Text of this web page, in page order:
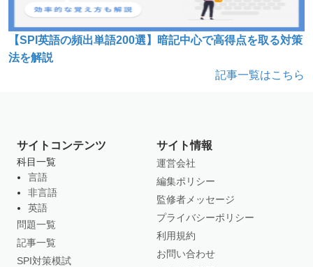
【SPI英語の頻出単語200選】暗記中心で高得点を取る対策
法を解説
記事一覧はこちら
サイトコンテンツ
科目一覧
言語
非言語
英語
問題一覧
記事一覧
SPI対策模試
サイト情報
運営会社
編集ポリシー
監修者メッセージ
プライバシーポリシー
利用規約
お問い合わせ